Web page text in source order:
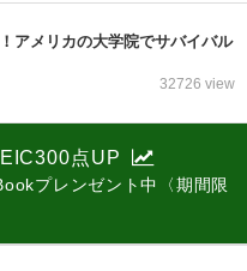
アメリカの大学院でサバイバル
32726 view
点UP
プレンゼント中〈期間限